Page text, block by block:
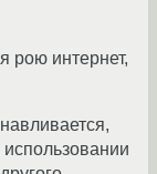
рою интернет,